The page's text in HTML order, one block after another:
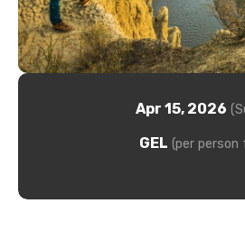
Apr 15, 2026
(per person